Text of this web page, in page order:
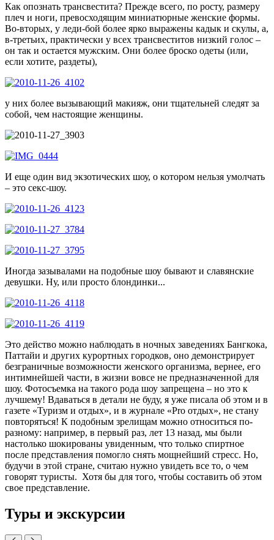
Как опознать трансвестита? Прежде всего, по росту, размеру
плеч и ноги, превосходящим миниатюрные женские формы.
Во-вторых, у леди-бой более ярко выражены кадык и скулы, а,
в-третьих, практически у всех трансвеститов низкий голос –
он так и остается мужским. Они более броско одеты (или,
если хотите, раздеты),
у них более вызывающий макияж, они тщательней следят за
собой, чем настоящие женщины.
И еще один вид экзотических шоу, о котором нельзя умолчать
– это секс-шоу.
Иногда зазывалами на подобные шоу бывают и славянские
девушки. Ну, или просто блондинки...
Это действо можно наблюдать в ночных заведениях Бангкока,
Паттайи и других курортных городков, оно демонстрирует
безграничные возможности женского организма, вернее, его
интимнейшей части, в жизни вовсе не предназначенной для
шоу. Фотосъемка на такого рода шоу запрещена – но это к
лучшему! Вдаваться в детали не буду, я уже писала об этом и в
газете «Туризм и отдых», и в журнале «Pro отдых», не стану
повторяться! К подобным зрелищам можно относиться по-
разному: например, в первый раз, лет 13 назад, мы были
настолько шокированы увиденным, что только спиртное
после представления помогло снять мощнейший стресс. Но,
будучи в этой стране, считаю нужно увидеть все то, о чем
говорят туристы. Хотя бы для того, чтобы составить об этом
свое представление.
Туры и экскурсии